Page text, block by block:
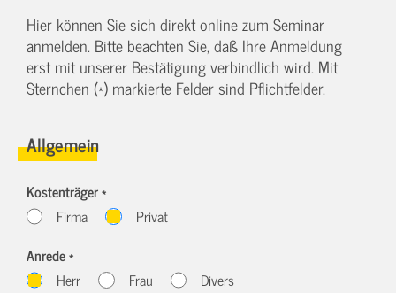
Hier können Sie sich direkt online zum Seminar
anmelden. Bitte beachten Sie, daß Ihre Anmeldung
erst mit unserer Bestätigung verbindlich wird. Mit
Sternchen (*) markierte Felder sind Pflichtfelder.
Allgemein
Kostenträger *
Firma
Privat
Anrede *
Herr
Frau Divers